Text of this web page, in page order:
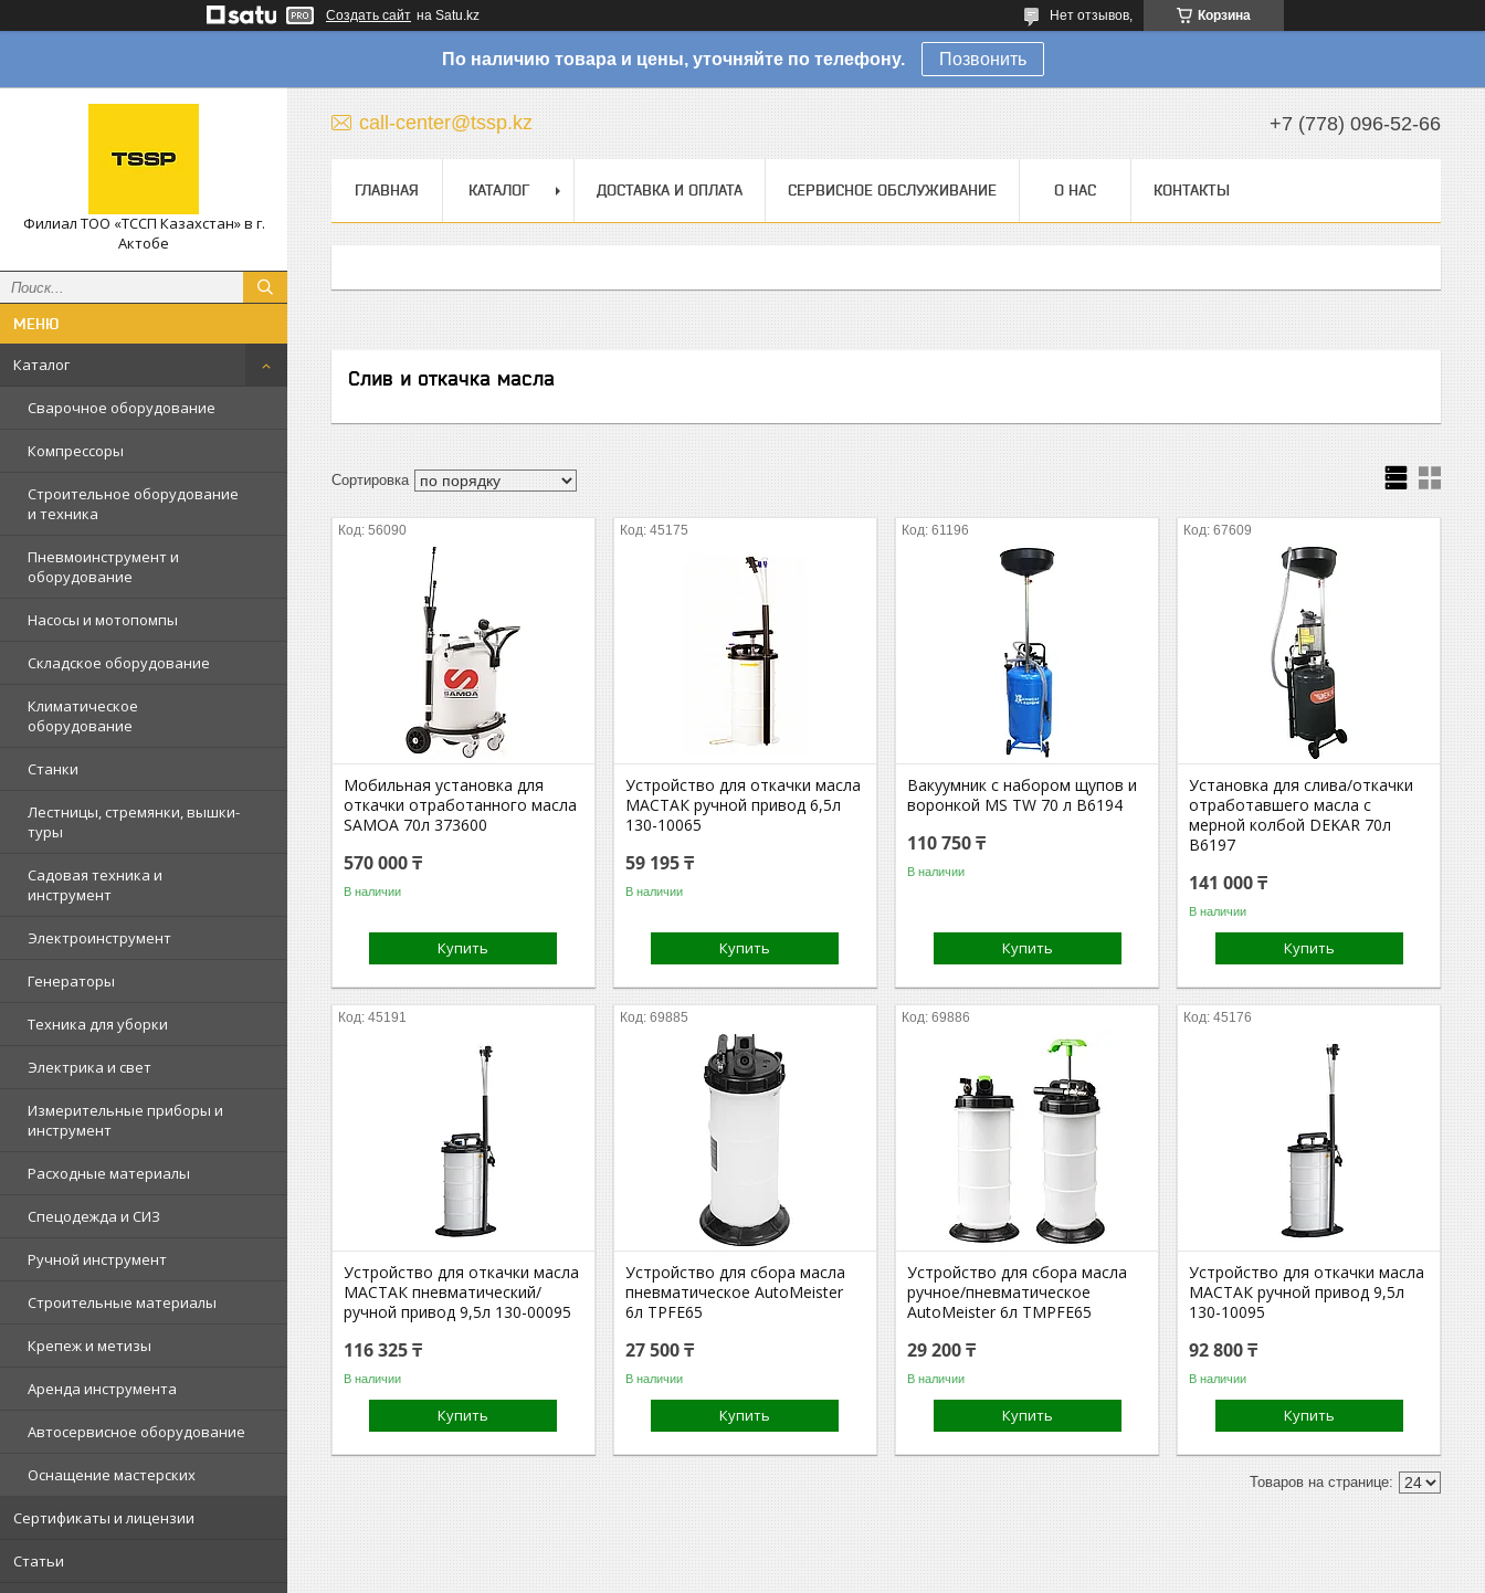
Создать сайт на Satu.kz Корзина
Нет отзывов,
По наличию товара и цены, уточняйте по телефону. Позвонить
Филиал ТОО «ТССП Казахстан» в г.
Актобе
Каталог
Сварочное оборудование
Компрессоры
Строительное оборудование
и техника
Пневмоинструмент и
оборудование
Насосы и мотопомпы
Складское оборудование
Климатическое
оборудование
Станки
Лестницы, стремянки, вышки-
туры
Садовая техника и
инструмент
Электроинструмент
Генераторы
Техника для уборки
Электрика и свет
Измерительные приборы и
инструмент
Расходные материалы
Спецодежда и СИЗ
Ручной инструмент
Строительные материалы
Крепеж и метизы
Аренда инструмента
Автосервисное оборудование
Оснащение мастерских
Сертификаты и лицензии
Статьи
call-center@tssp.kz +7 (778) 096-52-66
ГЛАВНАЯ КАТАЛОГ ДОСТАВКА И ОПЛАТА СЕРВИСНОЕ ОБСЛУЖИВАНИЕ О НАС КОНТАКТЫ
Слив и откачка масла
56090
Мобильная установка для
откачки отработанного масла
SAMOA 70л 373600
570 000 ₸
В наличии
Купить
45175
Устройство для откачки масла
МАСТАК ручной привод 6,5л
130-10065
59 195 ₸
В наличии
Купить
61196
Вакуумник с набором щупов и
воронкой MS TW 70 л B6194
110 750 ₸
В наличии
Купить
67609
Установка для слива/откачки
отработавшего масла с
мерной колбой DEKAR 70л
B6197
141 000 ₸
В наличии
Купить
45191
Устройство для откачки масла
МАСТАК пневматический/
ручной привод 9,5л 130-00095
116 325 ₸
В наличии
Купить
69885
Устройство для сбора масла
пневматическое AutoMeister
6л TPFE65
27 500 ₸
В наличии
Купить
69886
Устройство для сбора масла
ручное/пневматическое
AutoMeister 6л TMPFE65
29 200 ₸
В наличии
Купить
45176
Устройство для откачки масла
МАСТАК ручной привод 9,5л
130-10095
92 800 ₸
В наличии
Купить